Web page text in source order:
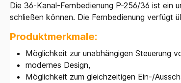
Die 36-Kanal-Fernbedienung P-256/36 ist ein
schließen können. Die Fernbedienung verfügt
Produktmerkmale:
Möglichkeit zur unabhängigen Steuerung
modernes Design,
Möglichkeit zum gleichzeitigen Ein-/